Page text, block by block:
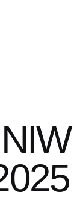
مهاجرت پزشکان با ویزای NIW